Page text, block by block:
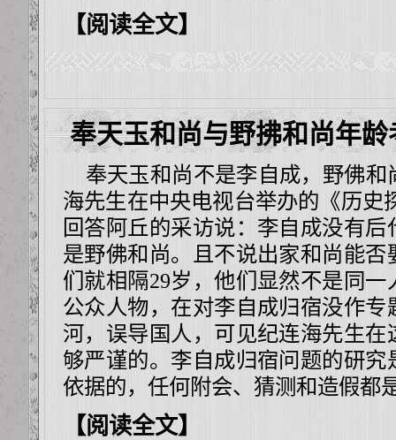
【阅读全文】
奉天玉和尚与野拂和尚年龄
奉天玉和尚不是李自成，野佛和
海先生在中央电视台举办的《历史
回答阿丘的采访说：李自成没有
是野佛和尚。且不说出家和尚能
们就相隔29岁，他们显然不是同
公众人物，在对李自成归宿没作
河，误导国人，可见纪连海先生
够严谨的。李自成归宿问题的研
依据的，任何附会、猜测和造假都
【阅读全文】